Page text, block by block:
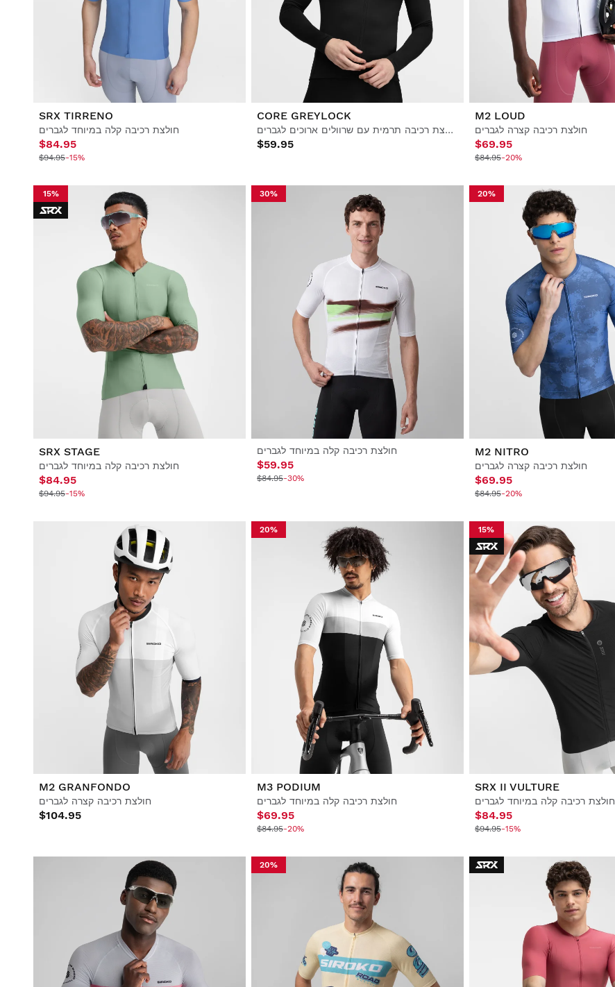
שיתופי פעולה
הצג הכל גברים
שיתופי פעולה
הצג הכל נשים
הצג הכל ילדים
SRX TIRRENO
חולצת רכיבה קלה במיוחד לגברים
$84.95
$94.95-15%
CORE GREYLOCK
חולצת רכיבה תרמית עם שרוולים ארוכים לגברים
$59.95
M2 LOUD
חולצת רכיבה קצרה לגברים
$69.95
$84.95-20%
15%
SRX STAGE
חולצת רכיבה קלה במיוחד לגברים
$84.95
$94.95-15%
30%
חולצת רכיבה קלה במיוחד לגברים
$59.95
$84.95-30%
20%
M2 NITRO
חולצת רכיבה קצרה לגברים
$69.95
$84.95-20%
M2 GRANFONDO
חולצת רכיבה קצרה לגברים
$104.95
20%
M3 PODIUM
חולצת רכיבה קלה במיוחד לגברים
$69.95
$84.95-20%
15%
SRX II VULTURE
חולצת רכיבה קלה במיוחד לגברים
$84.95
$94.95-15%
20%